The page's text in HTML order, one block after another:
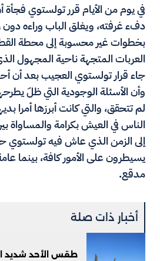
في يوم من الأيام قرر تولستوي فجأة
دفء غرفته، ويغلق الباب وراءه
بخطوات غير محسوبة إلى محطة
العربات المتجهة ناحية المجهول
جاء قرار تولستوي العجيب بعد أن
وأن الأسئلة الوجودية التي ظلّ
لم تتحقق، والتي كانت أبرزها أمرا
الناس في العيش بكرامة والمساواة
إلى الزمن الذي عاش فيه تولستوي
يسيطرون على الأمور كافة، بينما
مدقع.
أخبار ذات صلة
طقس الأحد شديد